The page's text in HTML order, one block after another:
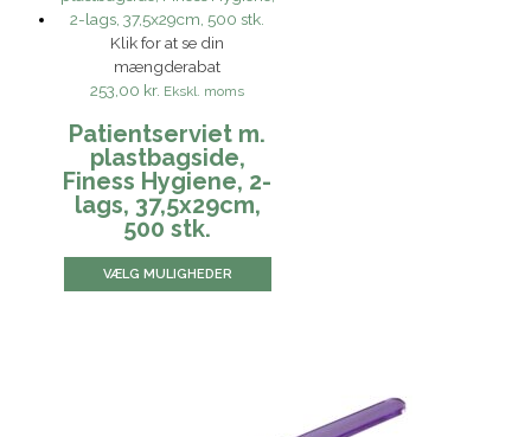
Klik for at se din
mængderabat
253,00 kr. Ekskl. moms
Patientserviet m.
plastbagside,
Finess Hygiene, 2-
lags, 37,5x29cm,
500 stk.
VÆLG MULIGHEDER